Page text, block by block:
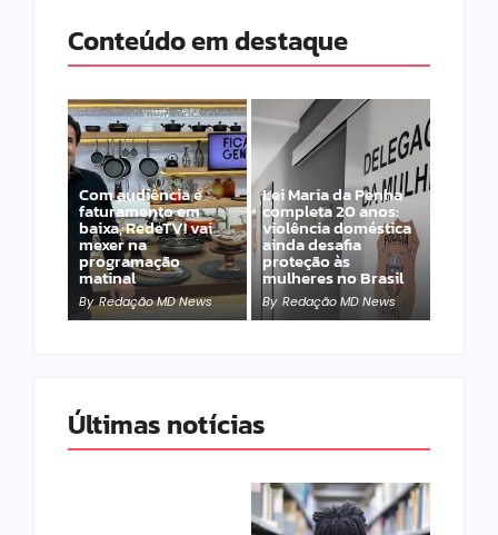
Conteúdo em destaque
Com audiência e
faturamento em
baixa, RedeTV! vai
mexer na
programação
matinal
By Redação MD News
Lei Maria da Penha
completa 20 anos:
violência doméstica
ainda desafia
proteção às
mulheres no Brasil
By Redação MD News
Últimas notícias